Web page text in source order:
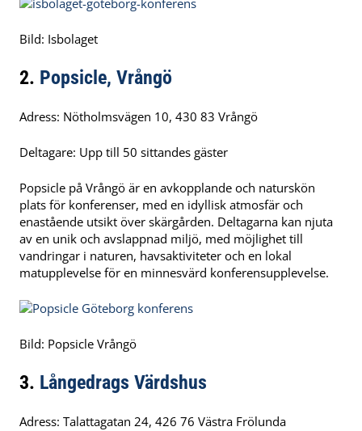
Bild: Isbolaget
2. Popsicle, Vrångö
Adress: Nötholmsvägen 10, 430 83 Vrångö
Deltagare: Upp till 50 sittandes gäster
Popsicle på Vrångö är en avkopplande och naturskön
plats för konferenser, med en idyllisk atmosfär och
enastående utsikt över skärgården. Deltagarna kan njuta
av en unik och avslappnad miljö, med möjlighet till
vandringar i naturen, havsaktiviteter och en lokal
matupplevelse för en minnesvärd konferensupplevelse.
Bild: Popsicle Vrångö
3. Långedrags Värdshus
Adress: Talattagatan 24, 426 76 Västra Frölunda